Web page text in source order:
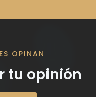
OPINAN
tu opinión